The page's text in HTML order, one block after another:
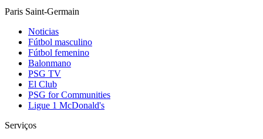
Paris Saint-Germain
Noticias
Fútbol masculino
Fútbol femenino
Balonmano
PSG TV
El Club
PSG for Communities
Ligue 1 McDonald's
Serviços